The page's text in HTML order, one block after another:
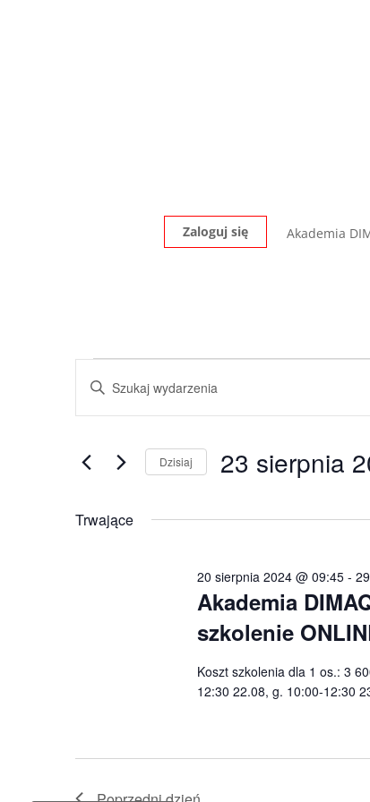
Zaloguj się Akademia
Wydarzenia
for
23
sierpnia
2024
Wydarzenia
Nawigacja
po
wyszukiwaniu
Wpisz
słowo
kluczowe.
wg
Wydarzenia.
Dzisiaj 23 sierpnia
Trwające
Akademia
szkolenie
20 sierpnia 2024 @ 09:45-
Koszt szkolenia dla 1 os.: 3
12:30 22.08, g. 10:00-12:30